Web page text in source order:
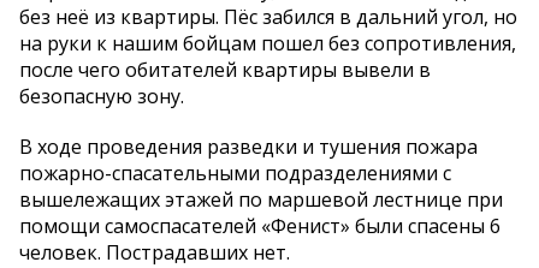
без неё из квартиры. Пёс забился в дальний угол, но
на руки к нашим бойцам пошел без сопротивления,
после чего обитателей квартиры вывели в
безопасную зону.
В ходе проведения разведки и тушения пожара
пожарно-спасательными подразделениями с
вышележащих этажей по маршевой лестнице при
помощи самоспасателей «Фенист» были спасены 6
человек. Пострадавших нет.